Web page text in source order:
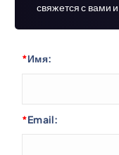
свяжется с вами
*Имя:
*Email: